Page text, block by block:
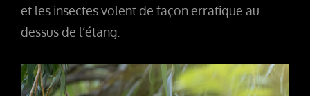
et les insectes volent de façon erratique au
dessus de l’étang.